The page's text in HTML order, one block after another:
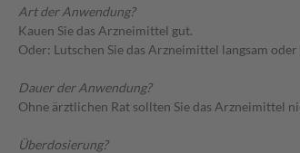
Art der Anwendung?
Kauen Sie das Arzneimittel gut.
Oder: Lutschen Sie das Arzneimittel langsam oder
Dauer der Anwendung?
Ohne ärztlichen Rat sollten Sie das Arzneimittel
Überdosierung?